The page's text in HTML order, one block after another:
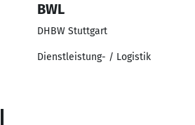
BWL
DHBW Stuttgart
Dienstleistung- / Logistik